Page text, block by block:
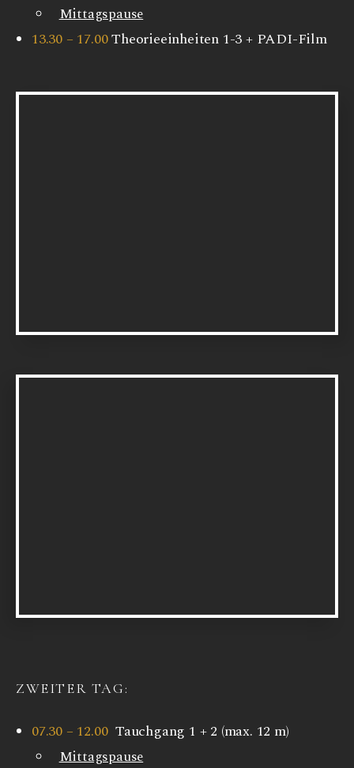
Mittagspause
13.30 – 17.00Theorieeinheiten 1-3 + PADI-Film
ZWEITER TAG:
07.30 – 12.00Tauchgang 1 + 2 (max. 12 m)
Mittagspause